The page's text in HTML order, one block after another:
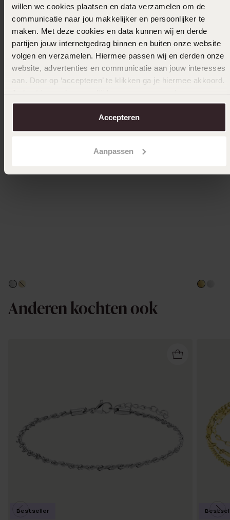
willen we cookies plaatsen en data verzamelen om de
communicatie naar jou makkelijker en persoonlijker te
maken. Met deze cookies en data kunnen wij en derde
partijen jouw internetgedrag binnen en buiten onze website
volgen en verzamelen. Hiermee passen wij en derden onze
website, advertenties en communicatie aan jouw interesses
aan. Door op ‘accepteren’ te klikken ga je hiermee akkoord.
over in onscookiebeleid.
Accepteren
Aanpassen
Gerecycleerd zilveren armband popcorn
Anderen kochten ook
Bestseller